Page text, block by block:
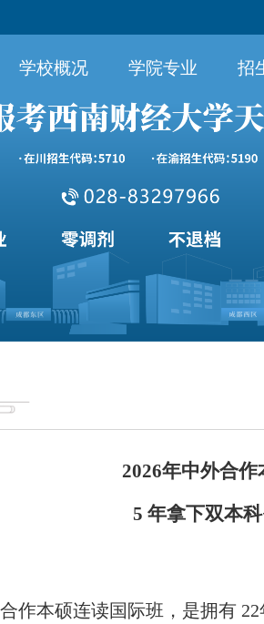
学校概况 学院专业 招
2026年中外合作
5 年拿下双本
作本硕连读国际班，是拥有